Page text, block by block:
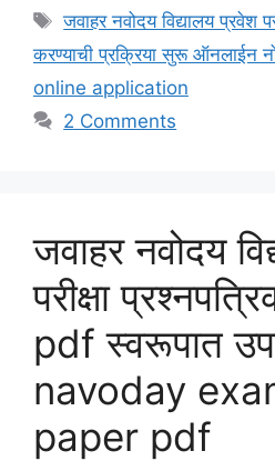
Tags
जवाहर नवोदय विद्यालय प्रवेश
करण्याची प्रक्रिया सुरू ऑनलाईन
online application
2 Comments
जवाहर नवोदय
परीक्षा
pdf स्वरूपात
navoday
paper pdf